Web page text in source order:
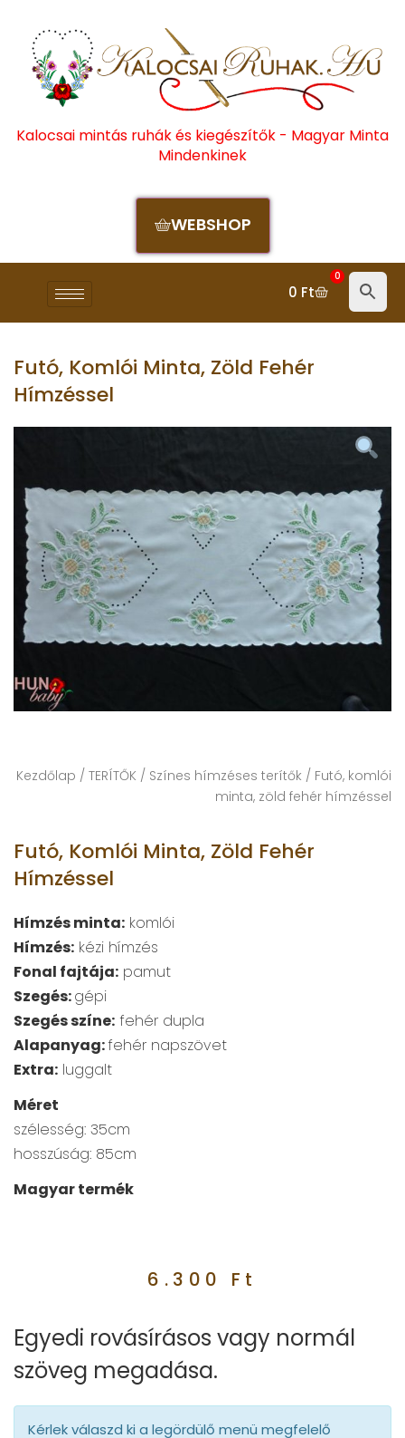
Kalocsai mintás ruhák és kiegészítők - Magyar Minta
Mindenkinek
WEBSHOP
0 Ft
0
Futó, Komlói Minta, Zöld Fehér
Hímzéssel
Kezdőlap / TERÍTŐK / Színes hímzéses terítők / Futó, komlói
minta, zöld fehér hímzéssel
Futó, Komlói Minta, Zöld Fehér
Hímzéssel
Hímzés minta: komlói
Hímzés: kézi hímzés
Fonal fajtája: pamut
Szegés:gépi
Szegés színe: fehér dupla
Alapanyag:fehér napszövet
Extra: luggalt
Méret
szélesség: 35cm
hosszúság: 85cm
Magyar termék
6.300 Ft
Egyedi rovásírásos vagy normál
szöveg megadása.
Kérlek válaszd ki a legördülő menü megfelelő